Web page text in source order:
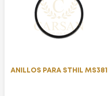
ANILLOS PARA STHIL MS381